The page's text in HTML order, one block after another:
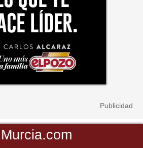
Murcia.com